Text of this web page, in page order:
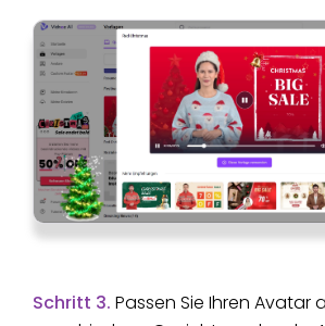
Schritt 3. Passen Sie Ihren Avatar